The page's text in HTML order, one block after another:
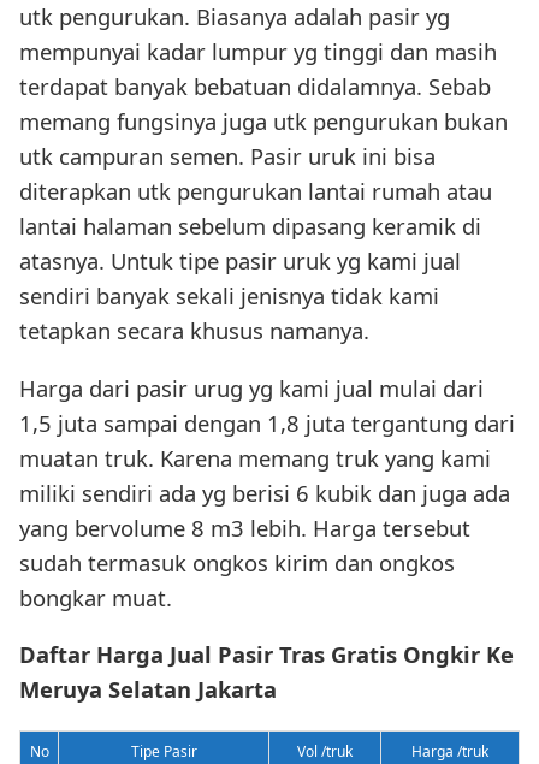
utk pengurukan. Biasanya adalah pasir yg
mempunyai kadar lumpur yg tinggi dan masih
terdapat banyak bebatuan didalamnya. Sebab
memang fungsinya juga utk pengurukan bukan
utk campuran semen. Pasir uruk ini bisa
diterapkan utk pengurukan lantai rumah atau
lantai halaman sebelum dipasang keramik di
atasnya. Untuk tipe pasir uruk yg kami jual
sendiri banyak sekali jenisnya tidak kami
tetapkan secara khusus namanya.
Harga dari pasir urug yg kami jual mulai dari
1,5 juta sampai dengan 1,8 juta tergantung dari
muatan truk. Karena memang truk yang kami
miliki sendiri ada yg berisi 6 kubik dan juga ada
yang bervolume 8 m3 lebih. Harga tersebut
sudah termasuk ongkos kirim dan ongkos
bongkar muat.
Daftar Harga Jual Pasir Tras Gratis Ongkir Ke
Meruya Selatan Jakarta
No Tipe Pasir Vol /truk
Harga /truk